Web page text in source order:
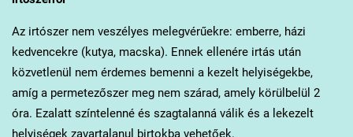
Az irtószer nem veszélyes melegvérűekre: emberre, házi
kedvencekre (kutya, macska). Ennek ellenére irtás után
közvetlenül nem érdemes bemenni a kezelt helyiségekbe,
amíg a permetezőszer meg nem szárad, amely körülbelül 2
óra. Ezalatt színtelenné és szagtalanná válik és a lekezelt
helyiségek zavartalanul birtokba vehetőek.